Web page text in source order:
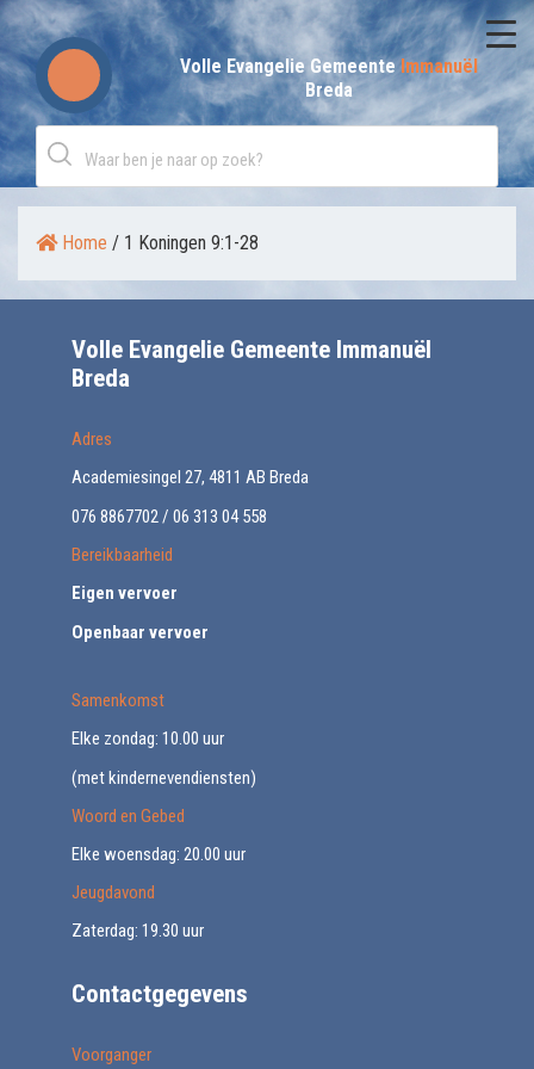
Skip
to
content
Volle Evangelie GemeenteImmanuël
Breda
Home / 1 Koningen 9:1-28
Volle Evangelie Gemeente Immanuël
Breda
Adres
Academiesingel 27, 4811 AB Breda
076 8867702 / 06 313 04 558
Bereikbaarheid
Eigen vervoer
Openbaar vervoer
Samenkomst
Elke zondag: 10.00 uur
(met kindernevendiensten)
Woord en Gebed
Elke woensdag: 20.00 uur
Jeugdavond
Zaterdag: 19.30 uur
Contactgegevens
Voorganger